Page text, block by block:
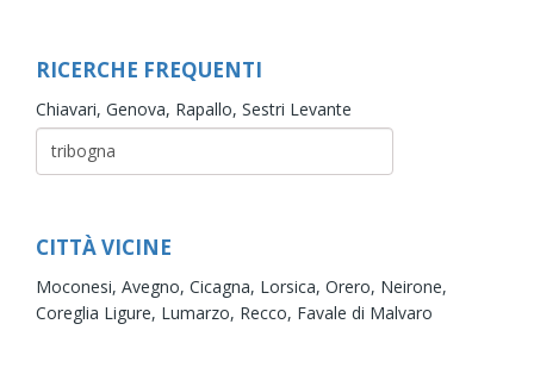
RICERCHE FREQUENTI
Chiavari, Genova, Rapallo, Sestri Levante
CITTÀ VICINE
Moconesi, Avegno, Cicagna, Lorsica, Orero, Neirone,
Coreglia Ligure, Lumarzo, Recco, Favale di Malvaro